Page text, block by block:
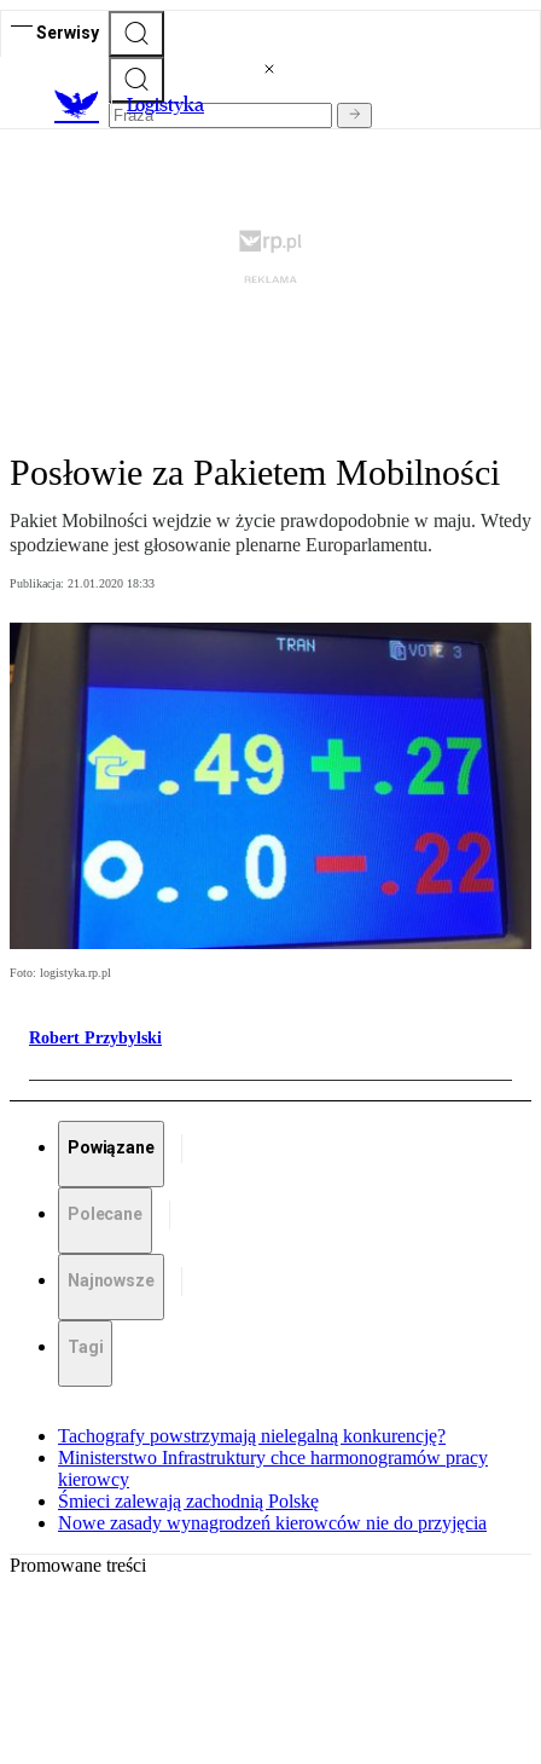
Serwisy
Logistyka
Posłowie za Pakietem Mobilności
Pakiet Mobilności wejdzie w życie prawdopodobnie w maju. Wtedy
spodziewane jest głosowanie plenarne Europarlamentu.
Publikacja: 21.01.2020 18:33
Foto: logistyka.rp.pl
Robert Przybylski
Powiązane
Polecane
Najnowsze
Tagi
Tachografy powstrzymają nielegalną konkurencję?
Ministerstwo Infrastruktury chce harmonogramów pracy
kierowcy
Śmieci zalewają zachodnią Polskę
Nowe zasady wynagrodzeń kierowców nie do przyjęcia
Promowane treści